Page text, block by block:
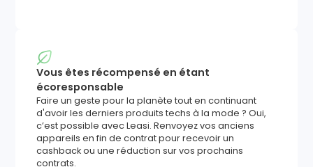
Vous êtes récompensé en étant
écoresponsable
Faire un geste pour la planète tout en continuant
d'avoir les derniers produits techs à la mode ? Oui,
c’est possible avec Leasi. Renvoyez vos anciens
appareils en fin de contrat pour recevoir un
cashback ou une réduction sur vos prochains
contrats.